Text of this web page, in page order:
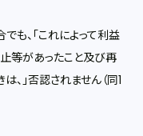
も、「これによって利益
等があったこと及び再
」否認されません（同1